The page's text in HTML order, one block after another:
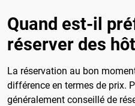
Quand est-il
réserver des
La réservation au bon
différence en termes de prix.
généralement conseillé de